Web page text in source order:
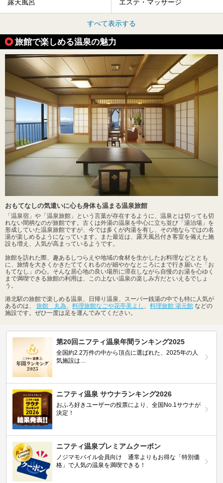
露天風呂 エステ・マッサージ
すべて表示する
旅館で楽しめる温泉の魅力
おもてなしの気遣いに心も身体も温まる温泉旅館
「温泉宿」や「温泉旅館」という言葉が存在するように、温泉とは切っても切
れない間柄なのが旅館です。古くは外湯の温泉を中心に立ち並び「湯治場」を
形成していた温泉旅館ですが、今では多くが内湯を有し、その地ならではの名
湯が楽しめるようになっています。また最近は、露天風呂付き客室を備えた施
設も増え、人気が高まっているようです。
旅館を訪れた際、趣あるしつらえや地域の食材を生かしたお料理などととも
に、旅情を大きくかきたててくれるのが細やかなところにまで行き届いた「お
もてなし」の心。そんな居心地の良い場所に滞在しながら自慢のお湯を心ゆく
まで満喫できる旅館の利用は、この上ない温泉の楽しみ方だといえるでしょ
う。
港北駅の旅館で楽しめる温泉、日帰り温泉、スーパー銭湯の中でも特に人気が
あるのは、 旅館 丸為 料理旅館なごや花亭美よし 料理旅館 湯元館 などの
施設です。ぜひ一度は足を運んでみてください。
第20回ニフティ温泉年間ランキング2025
全国約2.2万件の中から頂点に選ばれた、2025年の人
気施設は…
ニフティ温泉 サウナランキング2026
おふろ好きユーザーの投票により、全国No.1サウナが
決定！
ニフティ温泉プレミアムクーポン
ノジマモバイル会員向け 通常よりもお得な「特別価
格」で人気の温泉を満喫できる！